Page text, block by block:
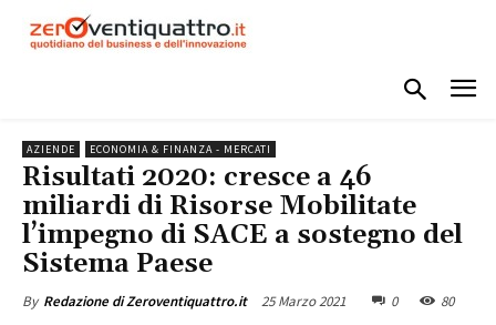
AZIENDE ECONOMIA & FINANZA - MERCATI
Risultati 2020: cresce a 46
miliardi di Risorse Mobilitate
l’impegno di SACE a sostegno del
Sistema Paese
By Redazione di Zeroventiquattro.it 25 Marzo 2021 0 80